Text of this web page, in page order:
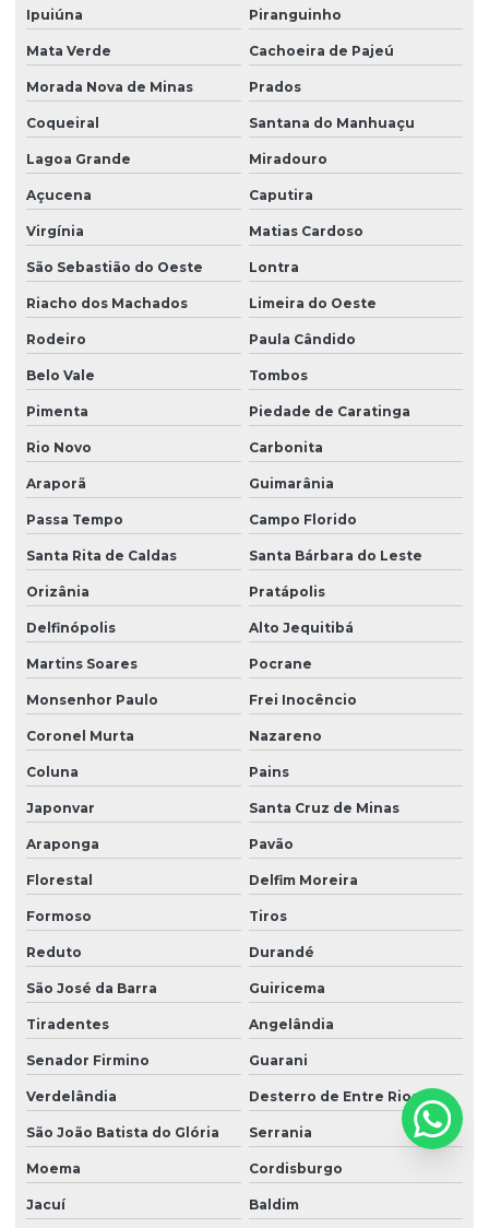
Ipuiúna Piranguinho
Mata Verde Cachoeira de Pajeú
Morada Nova de Minas Prados
Coqueiral Santana do Manhuaçu
Lagoa Grande Miradouro
Açucena Caputira
Virgínia Matias Cardoso
São Sebastião do Oeste Lontra
Riacho dos Machados Limeira do Oeste
Rodeiro Paula Cândido
Belo Vale Tombos
Pimenta Piedade de Caratinga
Rio Novo Carbonita
Araporã Guimarânia
Passa Tempo Campo Florido
Santa Rita de Caldas Santa Bárbara do Leste
Orizânia Pratápolis
Delfinópolis Alto Jequitibá
Martins Soares Pocrane
Monsenhor Paulo Frei Inocêncio
Coronel Murta Nazareno
Coluna Pains
Japonvar Santa Cruz de Minas
Araponga Pavão
Florestal Delfim Moreira
Formoso Tiros
Reduto Durandé
São José da Barra Guiricema
Tiradentes Angelândia
Senador Firmino Guarani
Verdelândia Desterro de Entre Rios
São João Batista do Glória Serrania
Moema Cordisburgo
Jacuí Baldim